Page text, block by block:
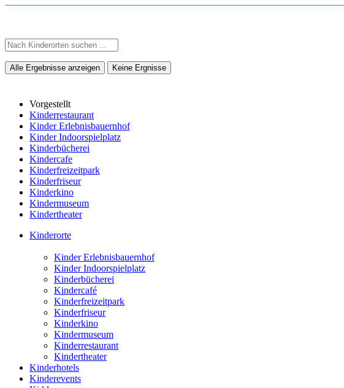
Alle Ergebnisse anzeigen Keine Ergnisse
Vorgestellt
Kinderrestaurant
Kinder Erlebnisbauernhof
Kinder Indoorspielplatz
Kinderbücherei
Kindercafe
Kinderfreizeitpark
Kinderfriseur
Kinderkino
Kindermuseum
Kindertheater
Kinderorte
Kinder Erlebnisbauernhof
Kinder Indoorspielplatz
Kinderbücherei
Kindercafé
Kinderfreizeitpark
Kinderfriseur
Kinderkino
Kindermuseum
Kinderrestaurant
Kindertheater
Kinderhotels
Kinderevents